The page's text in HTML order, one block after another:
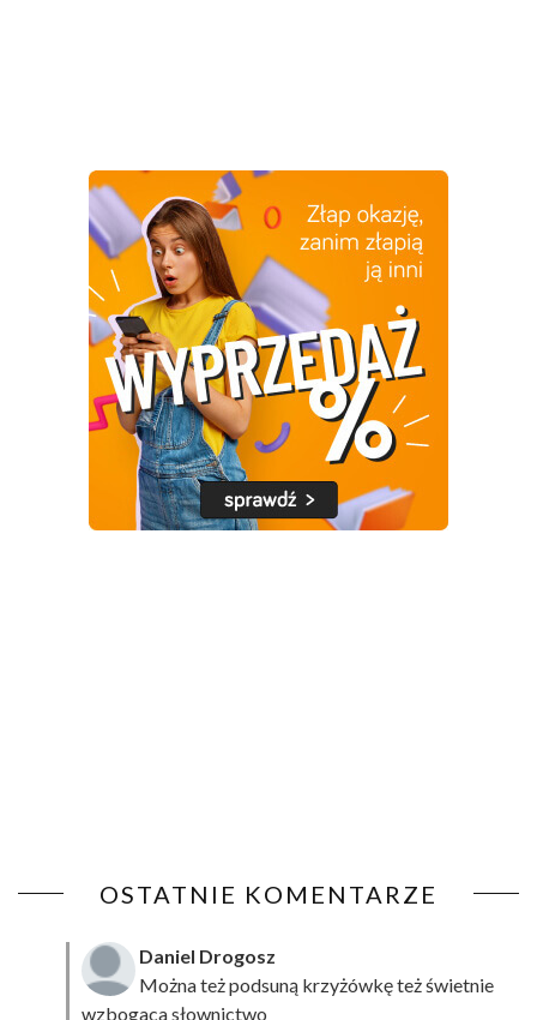
OSTATNIE KOMENTARZE
Daniel Drogosz
Można też podsuną krzyżówkęteż świetnie
wzbogaca słownictwo